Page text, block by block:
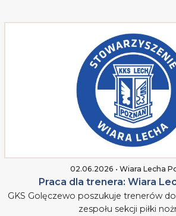
02.06.2026 • Wiara Lecha
Praca dla trenera: Wiara
GKS Golęczewo poszukuje trenerów
zespołu sekcji piłki